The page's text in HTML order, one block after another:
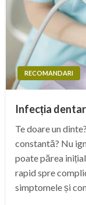
RECOMANDARI
Infecția
Te doare un
constantă? Nu
poate părea
rapid spre
simptomele și